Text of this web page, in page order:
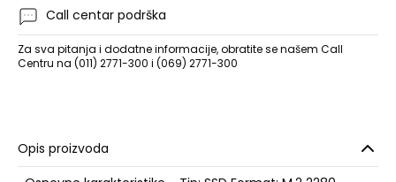
Call centar podrška
Za sva pitanja i dodatne informacije, obratite se našem Call
Centru na (011) 2771-300 i (069) 2771-300
Opis proizvoda